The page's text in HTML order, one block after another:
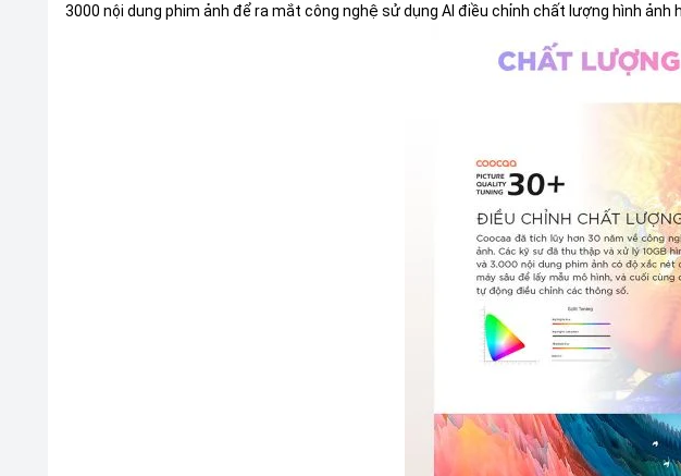
3000 nội dung phim ảnh để ra mắt công nghệ sử dụng AI điều chỉnh chất lượng hình